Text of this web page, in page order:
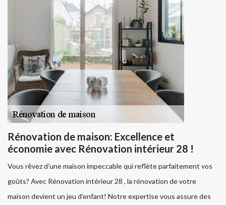
Rénovation de maison: Excellence et
économie avec Rénovation intérieur 28 !
Vous rêvez d'une maison impeccable qui reflète parfaitement vos
goûts? Avec Rénovation intérieur 28 , la rénovation de votre
maison devient un jeu d'enfant! Notre expertise vous assure des